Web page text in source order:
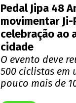
Pedal Jipa 48
movimentar Ji-
celebração ao
cidade
O evento deve
500 ciclistas em
pouco mais de